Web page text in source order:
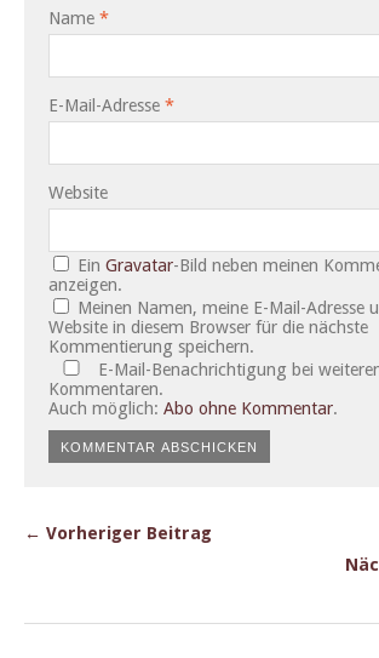
Name *
E-Mail-Adresse *
Website
EinGravatar-Bild neben meinen
anzeigen.
Meinen Namen, meine E-Mail-Adresse
Website in diesem Browser für die nächste
Kommentierung speichern.
E-Mail-Benachrichtigung bei
Kommentaren.
Auch möglich: Abo ohne Kommentar.
← Vorheriger Beitrag